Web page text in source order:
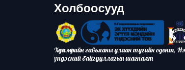
Холбоосууд
Хөдөлмөрийн гавьяаны улаан тугийн одонт,
үндэсний байгууллагын шагналт